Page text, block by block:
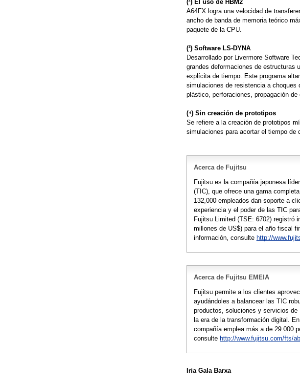
(²) El uso de HBM2
A64FX logra una velocidad de
ancho de banda de memoria teórico
paquete de la CPU.
(³) Software LS-DYNA
Desarrollado por Livermore Software
grandes deformaciones de estructuras
explícita de tiempo. Este programa
simulaciones de resistencia a
plástico, perforaciones, propagación
(⁴) Sin creación de prototipos
Se refiere a la creación de prototipos
simulaciones para acortar el tiempo de
Acerca de Fujitsu
Fujitsu es la compañía japonesa
(TIC), que ofrece una gama
132,000 empleados dan soporte a
experiencia y el poder de las TIC
Fujitsu Limited (TSE: 6702) registró
millones de US$) para el año fiscal
información, consulte http://
Acerca de Fujitsu EMEIA
Fujitsu permite a los clientes
ayudándoles a balancear las TIC
productos, soluciones y servicios
la era de la transformación digital.
compañía emplea más a de 29.000
consulte http://www.fujitsu.com/fts/
Iria Gala Barxa